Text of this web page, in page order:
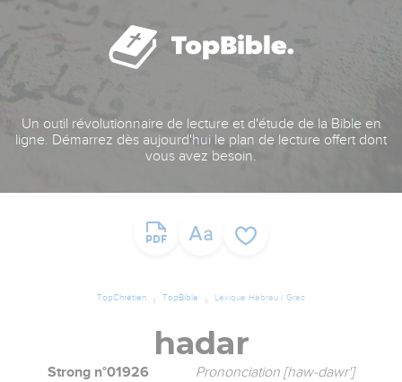
Un outil révolutionnaire de lecture et d'étude de la Bible en
ligne. Démarrez dès aujourd'hui le plan de lecture offert dont
vous avez besoin.
TopChrétien TopBible Lexique Hébreu / Grec
hadar
Strong n°01926 Prononciation [haw-dawr']